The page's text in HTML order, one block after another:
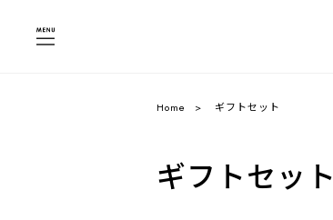
Home ギフトセット
ギフトセット